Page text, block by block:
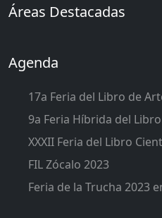
Áreas Destacadas
Agenda
17a Feria del Libro de
9a Feria Híbrida del
XXXII Feria del Libro
FIL Zócalo 2023
Feria de la Trucha 2023